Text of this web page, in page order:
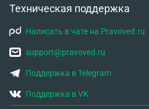
Техническая поддержка
Написать в чате на Pravoved.ru
support@pravoved.ru
Поддержка в Telegram
Поддержка в VK